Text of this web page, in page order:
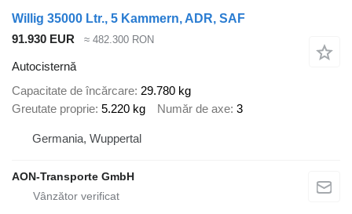
Willig 35000 Ltr., 5 Kammern, ADR, SAF
91.930 EUR
≈ 482.300 RON
Autocisternă
Capacitate de încărcare 29.780 kg
Greutate proprie 5.220 kg Număr de axe 3
Germania, Wuppertal
AON-Transporte GmbH